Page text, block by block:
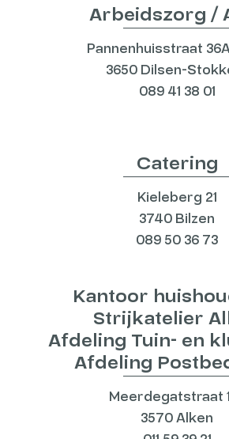
Arbeidszorg /
Pannenhuisstraat
3650 Dilsen-
089 41 38 01
Catering
Kieleberg 21
3740 Bilzen
089 50 36 73
Kantoor
Strijkatelier
Afdeling Tuin- en
Afdeling
Meerdegatstraat
3570 Alken